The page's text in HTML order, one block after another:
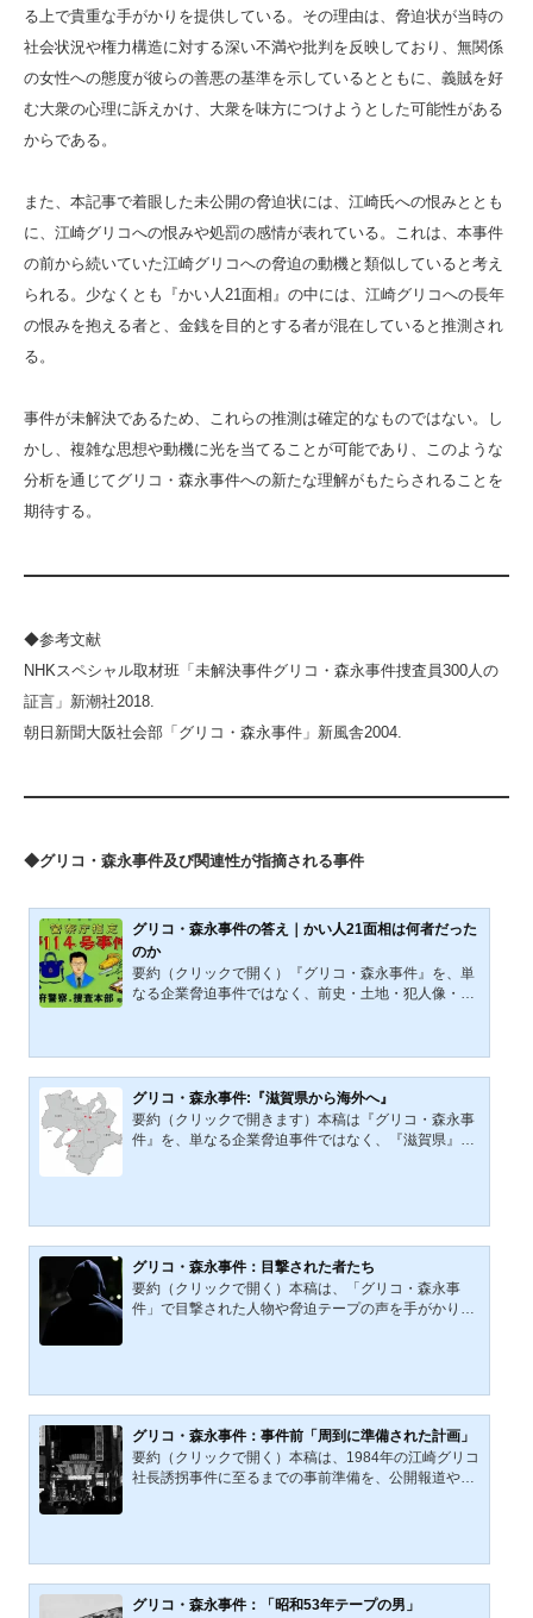
る上で貴重な手がかりを提供している。その理由は、脅迫状が当時の
社会状況や権力構造に対する深い不満や批判を反映しており、無関係
の女性への態度が彼らの善悪の基準を示しているとともに、義賊を好
む大衆の心理に訴えかけ、大衆を味方につけようとした可能性がある
からである。
また、本記事で着眼した未公開の脅迫状には、江崎氏への恨みととも
に、江崎グリコへの恨みや処罰の感情が表れている。これは、本事件
の前から続いていた江崎グリコへの脅迫の動機と類似していると考え
られる。少なくとも『かい人21面相』の中には、江崎グリコへの長年
の恨みを抱える者と、金銭を目的とする者が混在していると推測され
る。
事件が未解決であるため、これらの推測は確定的なものではない。し
かし、複雑な思想や動機に光を当てることが可能であり、このような
分析を通じてグリコ・森永事件への新たな理解がもたらされることを
期待する。
◆参考文献
NHKスペシャル取材班「未解決事件グリコ・森永事件捜査員300人の
証言」新潮社2018.
朝日新聞大阪社会部「グリコ・森永事件」新風舎2004.
◆グリコ・森永事件及び関連性が指摘される事件
グリコ・森永事件の答え｜かい人21面相は何者だった
のか
要約（クリックで開く）『グリコ・森永事件』を、単
なる企業脅迫事件ではなく、前史・土地・犯人像・脅
な準備、複数の目撃証言、無線交信、国外へ伸びる線
を配置し直すことで、事件の輪郭を再構成する。犯人
を単なる悪党としてではなく、時代と社会の暗部が人
間の形を取って現れた存在として捉え、迷宮入り事件
の深層に迫る。公開日：2022年8月4日 / 最終更新日：
グリコ・森永事件:『滋賀県から海外へ』
要約（クリックで開きます）本稿は『グリコ・森永事
件』を、単なる企業脅迫事件ではなく、『滋賀県』を
閉じない、戦前・戦中・戦後の日本史のなかで語られ
ずに残された領域である。公開日：2021年12月13日 /
最終更新日：2026年3月7日戦後日本の犯罪史に残る
『グリコ・森永事件...
グリコ・森永事件：目撃された者たち
要約（クリックで開く）本稿は、「グリコ・森永事
件」で目撃された人物や脅迫テープの声を手がかり
別が入り混じる異質な集団像と、滋賀県との接点にも
注目し、その輪郭を探る。公開日：2021年11月17日 /
最終更新日：2026年3月7日『グリコ・森永事件』の
犯人グループは、いったい...
グリコ・森永事件：事件前「周到に準備された計画」
要約（クリックで開く）本稿は、1984年の江崎グリコ
社長誘拐事件に至るまでの事前準備を、公開報道や捜
織的集団として浮かび上がる。遺留品の分析からは、
グリコ・森永事件：「昭和53年テープの男」